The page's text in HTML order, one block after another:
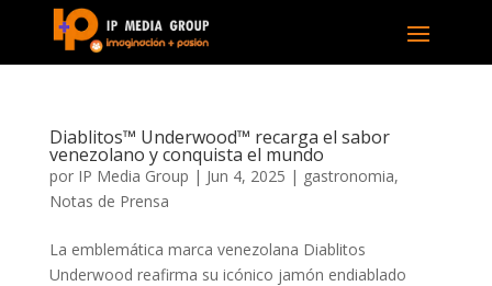
Diablitos™ Underwood™ recarga el sabor
venezolano y conquista el mundo
por IP Media Group | Jun 4, 2025 | gastronomia,
Notas de Prensa
La emblemática marca venezolana Diablitos
Underwood reafirma su icónico jamón endiablado